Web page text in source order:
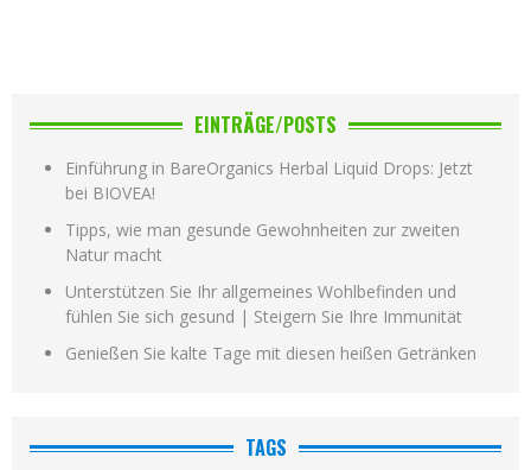
EINTRÄGE/POSTS
Einführung in BareOrganics Herbal Liquid Drops: Jetzt
bei BIOVEA!
Tipps, wie man gesunde Gewohnheiten zur zweiten
Natur macht
Unterstützen Sie Ihr allgemeines Wohlbefinden und
fühlen Sie sich gesund | Steigern Sie Ihre Immunität
Genießen Sie kalte Tage mit diesen heißen Getränken
TAGS